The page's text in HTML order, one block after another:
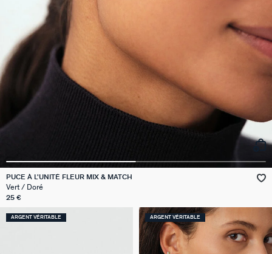
PUCE À L'UNITÉ FLEUR MIX & MATCH
Vert / Doré
25 €
ARGENT VÉRITABLE ARGENT VÉRITABLE